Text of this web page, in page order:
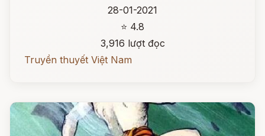
28-01-2021
⭐ 4.8
3,916 lượt đọc
Truyền thuyết Việt Nam